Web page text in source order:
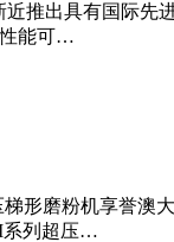
推出具有国际先
性能可…
形磨粉机享誉澳
系列超压…